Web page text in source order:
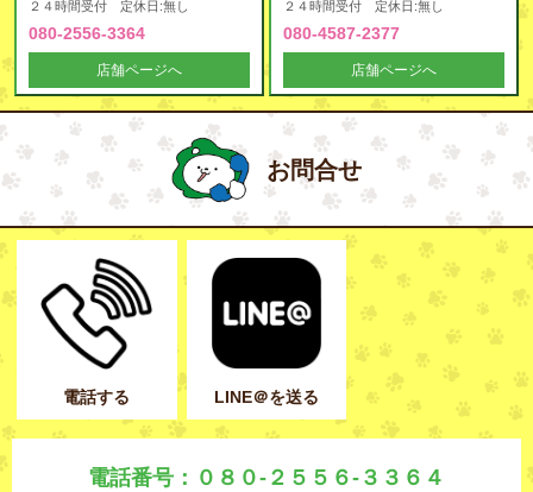
２４時間受付 定休日:無し
080-2556-3364
店舗ページへ
２４時間受付 定休日:無し
080-4587-2377
店舗ページへ
お問合せ
電話する LINE＠を送る
電話番号：０８０-２５５６-３３６４